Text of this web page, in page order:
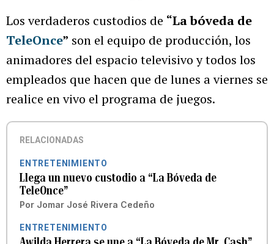
Los verdaderos custodios de “La bóveda de
TeleOnce” son el equipo de producción, los
animadores del espacio televisivo y todos los
empleados que hacen que de lunes a viernes se
realice en vivo el programa de juegos.
RELACIONADAS
ENTRETENIMIENTO
Llega un nuevo custodio a “La Bóveda de
TeleOnce”
Por Jomar José Rivera Cedeño
ENTRETENIMIENTO